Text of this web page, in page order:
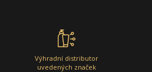
Výhradní distributor
uvedených značek